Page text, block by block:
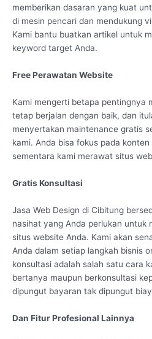
memberikan dasaran yang kuat
di mesin pencari dan mendukung
Kami bantu buatkan artikel untuk
keyword target Anda.
Free Perawatan Website
Kami mengerti betapa pentingnya
tetap berjalan dengan baik, dan
menyertakan maintenance gratis
kami. Anda bisa fokus pada
sementara kami merawat situs
Gratis Konsultasi
Jasa Web Design di Cibitung
nasihat yang Anda perlukan untuk
situs website Anda. Kami akan
Anda dalam setiap langkah bisnis
konsultasi adalah salah satu cara
bertanya maupun berkonsultasi
dipungut bayaran tak dipungut
Dan Fitur Profesional Lainnya